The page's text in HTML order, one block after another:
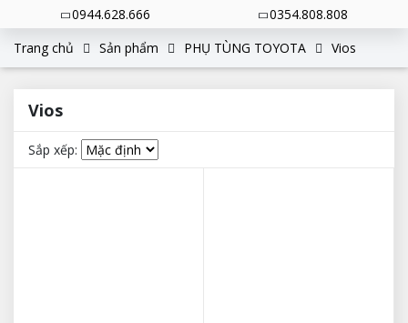
0944.628.666
0354.808.808
Trang chủ
Sản phẩm PHỤ TÙNG TOYOTA Vios
Vios
Sắp xếp: